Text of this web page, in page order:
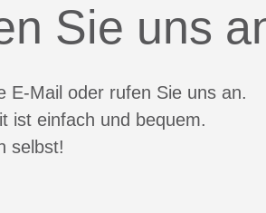
Sie uns
E-Mail oder rufen Sie uns an.
ist einfach und bequem.
selbst!